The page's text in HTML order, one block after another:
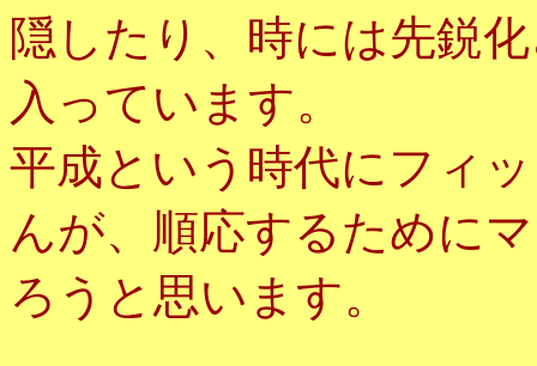
隠したり、時には先鋭
入っています。
平成という時代にフィ
んが、順応するために
ろうと思います。